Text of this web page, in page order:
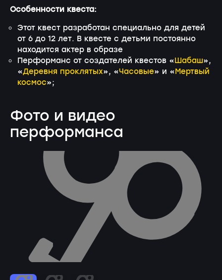
Особенности квеста:
Этот квест разработан специально для детей
от 6 до 12 лет. В квесте с детьми постоянно
находится актер в образе
Перформанс от создателей квестов «Шабаш»,
«Деревня проклятых», «Часовые» и «Мертвый
космос»;
Фото и видео
перформанса